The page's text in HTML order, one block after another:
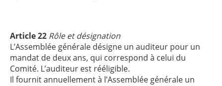
Article 22 Rôle et désignation
L’Assemblée générale désigne un auditeur pour un
mandat de deux ans, qui correspond à celui du
Comité. L’auditeur est rééligible.
Il fournit annuellement à l’Assemblée générale un